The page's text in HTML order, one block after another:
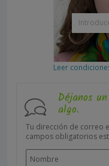
Leer
Déjanos
algo.
Tu dirección de correo
campos obligatorios